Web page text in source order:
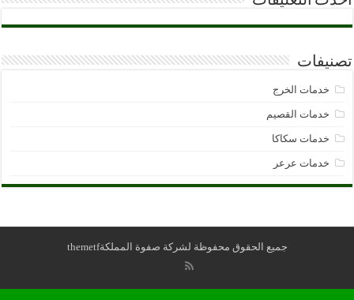
تصنيفات
خدمات الخرج
خدمات القصيم
خدمات سكاكا
خدمات عرعر
جميع الحقوق محفوظة لشركة صفوة المملكةthemetf